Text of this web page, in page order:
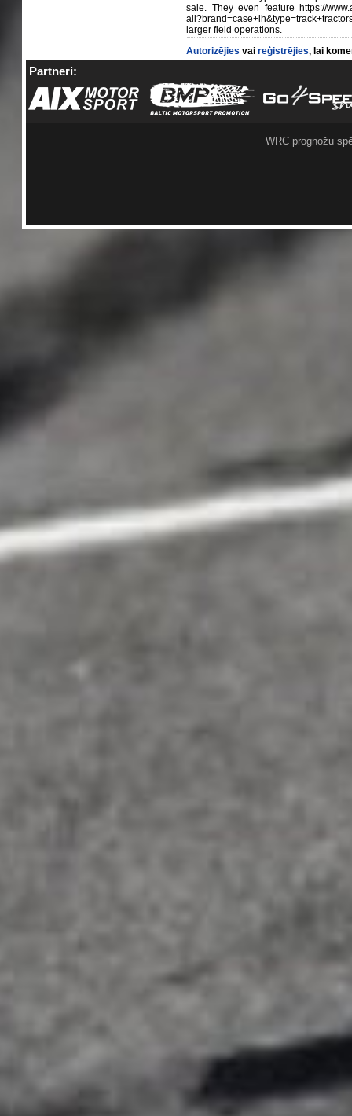
sale. They even feature https://
larger field operations.
Autorizējies vaireģistrējies, lai
Partneri:
WRC prognožu